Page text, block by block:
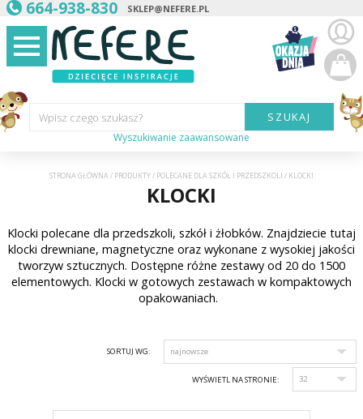
664-938-830 SKLEP@NEFERE.PL
Wpisz czego szukasz?
Wiek
dziecka:
Płeć dziecka:
SZUKAJ
Wyszukiwanie zaawansowane
STRONA GŁÓWNA/ PRODUKTY/ POLECANE DLA SZKÓŁ I PRZEDSZKOLI / KLOCKI
KLOCKI
Klocki polecane dla przedszkoli, szkół i żłobków. Znajdziecie tutaj
klocki drewniane, magnetyczne oraz wykonane z wysokiej jakości
tworzyw sztucznych. Dostępne różne zestawy od 20 do 1500
elementowych. Klocki w gotowych zestawach w kompaktowych
opakowaniach.
SORTUJ WG:
WYŚWIETL NA STRONIE: